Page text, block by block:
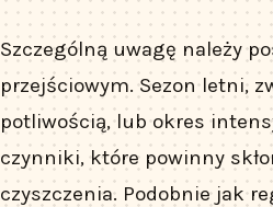
Szczególną uwagę należy
przejściowym. Sezon letni,
potliwością, lub okres
czynniki, które powinny
czyszczenia. Podobnie jak